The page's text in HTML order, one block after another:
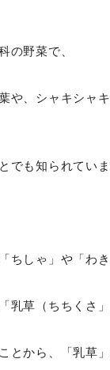
の野菜で、
や、シャキシャ
でも知られていま
ちしゃ」や「わ
乳草（ちちくさ
とから、「乳草